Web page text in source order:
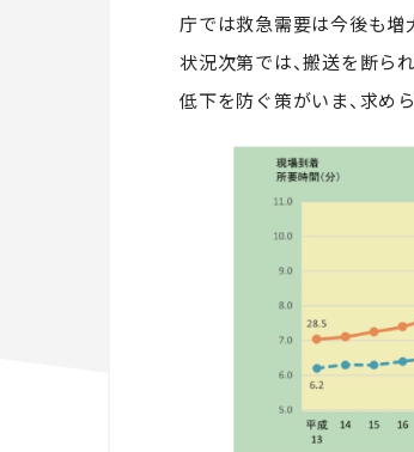
庁では救急需要は今後も増
状況次第では、搬送を断ら
低下を防ぐ策がいま、求め